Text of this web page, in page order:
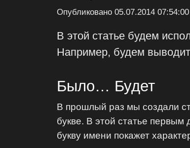
Опубликовано05.07.2014 07:54:00
В этой статье будем
Например, будем
Было… Будет
В прошлый раз мы создали
букве. В этой статье
букву имени покажет